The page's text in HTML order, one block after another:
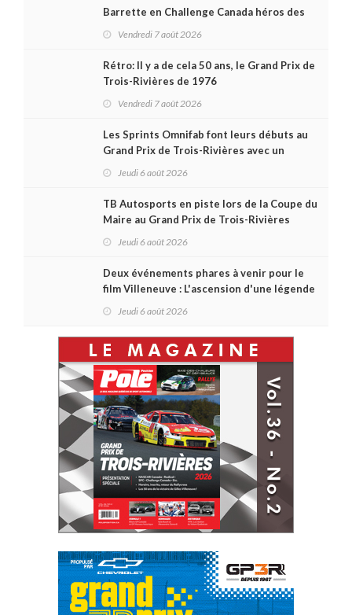
Barrette en Challenge Canada héros des
Vendredi 7 août 2026
Rétro: Il y a de cela 50 ans, le Grand Prix de
Trois-Rivières de 1976
Vendredi 7 août 2026
Les Sprints Omnifab font leurs débuts au
Grand Prix de Trois-Rivières avec un
Jeudi 6 août 2026
TB Autosports en piste lors de la Coupe du
Maire au Grand Prix de Trois-Rivières
Jeudi 6 août 2026
Deux événements phares à venir pour le
film Villeneuve : L'ascension d'une légende
Jeudi 6 août 2026